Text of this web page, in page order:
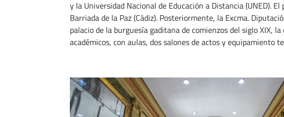
y la Universidad Nacional de Educación a Distancia (UNED).
Barriada de la Paz (Cádiz). Posteriormente, la Excma.
palacio de la burguesía gaditana de comienzos del siglo XIX,
académicos, con aulas, dos salones de actos y